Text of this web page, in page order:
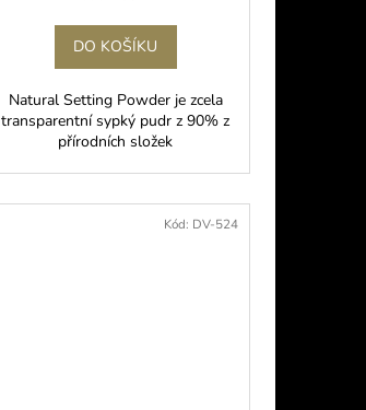
DO KOŠÍKU
Natural Setting Powder je zcela
transparentní sypký pudr z 90% z
přírodních složek
Kód: DV-524